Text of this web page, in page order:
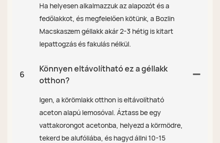
Ha helyesen alkalmazzuk az alapozót és a
fedőlakkot, és megfelelően kötünk, a Bozlin
Macskaszem géllakk akár 2-3 hétig is kitart
lepattogzás és fakulás nélkül.
6
Könnyen eltávolítható ez a géllakk
otthon?
Igen, a körömlakk otthon is eltávolítható
aceton alapú lemosóval. Áztass be egy
vattakorongot acetonba, helyezd a körmödre,
tekerd be alufóliába, és hagyd állni 10-15